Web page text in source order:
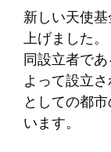
新しい天使
上げました。
同設立者であ
よって設立
としての都
います。